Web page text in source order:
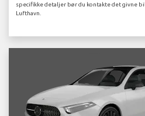
specifikke detaljer bør du kontakte det givne
Lufthavn.